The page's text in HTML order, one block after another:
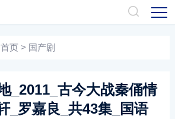
首页 > 国产剧
_2011_古今大战秦俑情
_罗嘉良_共43集_国语